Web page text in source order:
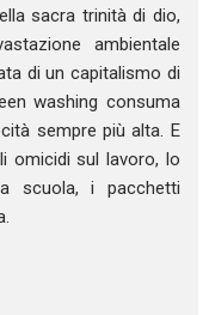
sacra trinità di dio,
ambientale
di un capitalismo di
washing consuma
sempre più alta. E
omicidi sul lavoro, lo
scuola, i pacchetti